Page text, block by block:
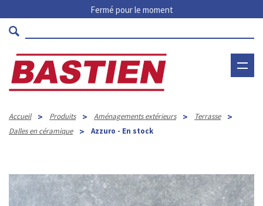
Fermé pour le moment
Accueil > Produits > Aménagements extérieurs > Terrasse >
Dalles en céramique > Azzuro - En stock